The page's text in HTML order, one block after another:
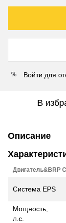
% Войти для
В
Описание
Двигатель&BRP
Система EPS
Мощность,
л.с.